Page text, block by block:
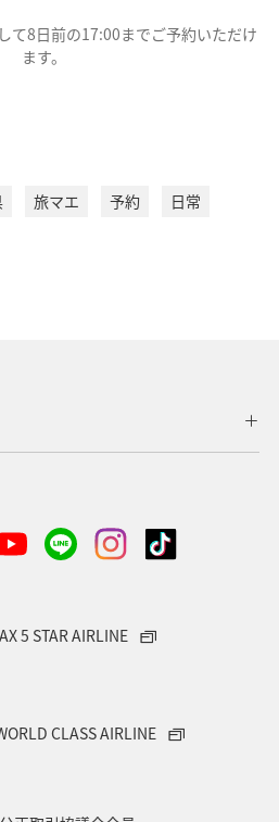
て8日前の17:00までご予約いただけ
ます。
旅マエ 予約
日常
5 STAR AIRLINE
CLASS AIRLINE